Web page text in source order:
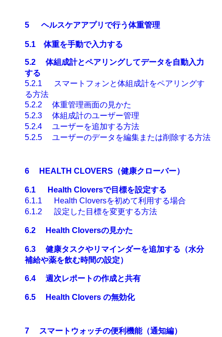
5 ヘルスケアアプリで行う体重管理
5.1 体重を手動で入力する
5.2
体組成計とペアリングしてデータを自動入力
する
5.2.1
スマートフォンと体組成計をペアリングす
る方法
5.2.2
体重管理画面の見かた
5.2.3
体組成計のユーザー管理
5.2.4
ユーザーを追加する方法
5.2.5
ユーザーのデータを編集または削除する方法
6 HEALTH CLOVERS （健康クローバー）
6.1 Health Cloversで目標を設定する
6.1.1
Health Cloversを初めて利用する場合
6.1.2
設定した目標を変更する方法
6.2 Health Cloversの見かた
6.3
健康タスクやリマインダーを追加する（水分
補給や薬を飲む時間の設定）
6.4 週次レポートの作成と共有
6.5 Health Cloversの無効化
7 スマートウォッチの便利機能（通知編）